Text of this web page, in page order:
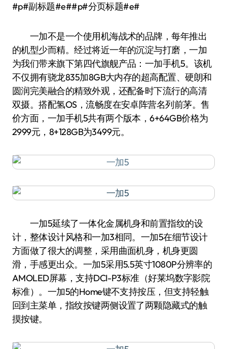
#p#副标题#e##p#分页标题#e#
一加不是一个使用机海战术的品牌，每年推出
的机型少而精。经过将近一年的沉淀与打磨，一加
为我们带来旗下第四代旗舰产品：一加手机5。该机
不仅拥有骁龙835加8GB大内存的超高配置、硬朗和
圆润完美融合的精致外观，还配备时下流行的高清
双摄。搭配氢OS，流畅度在安卓阵营名列前茅。售
价方面，一加手机5共有两个版本，6+64GB价格为
2999元，8+128GB为3499元。
一加5延续了一体化金属机身和前置指纹的设
计，整体设计风格和一加3相同。一加5在细节设计
方面做了很大的调整，采用曲面机身，机身更圆
滑，手感更出众。一加5采用5.5英寸1080P分辨率的
AMOLED屏幕，支持DCI-P3标准（好莱坞数字影院
标准）。一加5的Home键不支持按压，但支持轻触
回到主菜单，指纹按键两侧设置了两颗隐藏式的触
摸按键。